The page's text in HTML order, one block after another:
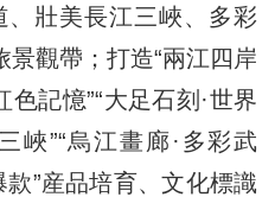
壯美長江三峽、多彩
觀帶；打造“兩江四岸
色記憶”“大足石刻·世界
峽”“烏江畫廊·多彩武
款”産品培育、文化標識